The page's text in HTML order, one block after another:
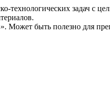
технологических задач с
Может быть полезно для